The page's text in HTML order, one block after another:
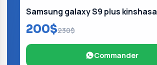
Samsung galaxy S9 plus kinshasa
200$230$
Commander